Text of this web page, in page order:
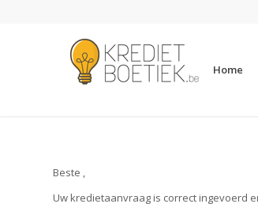
Home
Beste ,
Uw kredietaanvraag is correct ingevoerd